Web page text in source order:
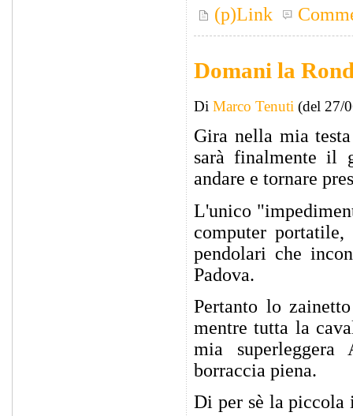
(p)Link
Domani la
Di Marco Tenuti (del 27/
Gira nella mia
sarà finalmente il
andare e tornare
L'unico
computer
pendolari che
Padova.
Pertanto lo
mentre tutta la
mia superleggera
borraccia piena.
Di per sè la piccola